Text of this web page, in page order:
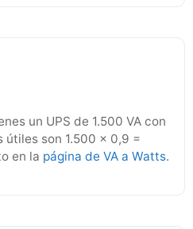
un UPS de 1.500 VA con
útiles son 1.500 × 0,9 =
en la página de VA a Watts.